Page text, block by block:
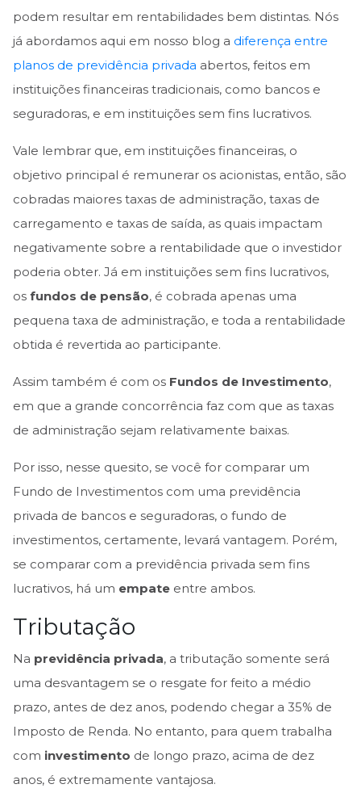
podem resultar em rentabilidades bem distintas. Nós
já abordamos aqui em nosso blog a diferença entre
planos de previdência privada abertos, feitos em
instituições financeiras tradicionais, como bancos e
seguradoras, e em instituições sem fins lucrativos.
Vale lembrar que, em instituições financeiras, o
objetivo principal é remunerar os acionistas, então, são
cobradas maiores taxas de administração, taxas de
carregamento e taxas de saída, as quais impactam
negativamente sobre a rentabilidade que o investidor
poderia obter. Já em instituições sem fins lucrativos,
os fundos de pensão, é cobrada apenas uma
pequena taxa de administração, e toda a rentabilidade
obtida é revertida ao participante.
Assim também é com os Fundos de Investimento,
em que a grande concorrência faz com que as taxas
de administração sejam relativamente baixas.
Por isso, nesse quesito, se você for comparar um
Fundo de Investimentos com uma previdência
privada de bancos e seguradoras, o fundo de
investimentos, certamente, levará vantagem. Porém,
se comparar com a previdência privada sem fins
lucrativos, há um empate entre ambos.
Tributação
Na previdência privada, a tributação somente será
uma desvantagem se o resgate for feito a médio
prazo, antes de dez anos, podendo chegar a 35% de
Imposto de Renda. No entanto, para quem trabalha
com investimento de longo prazo, acima de dez
anos, é extremamente vantajosa.